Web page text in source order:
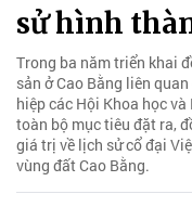
sử hình
Trong ba năm triển khai
sản ở Cao Bằng liên
hiệp các Hội Khoa học
toàn bộ mục tiêu đặt ra,
giá trị về lịch sử cổ đại
vùng đất Cao Bằng.